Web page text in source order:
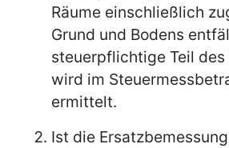
Räume einschließlich
Grund und Bodens
steuerpflichtige Teil
wird im
ermittelt.
Ist die